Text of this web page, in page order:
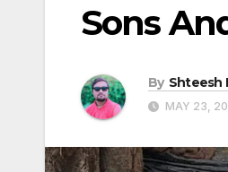
Sons
By Shteesh
MAY 23,